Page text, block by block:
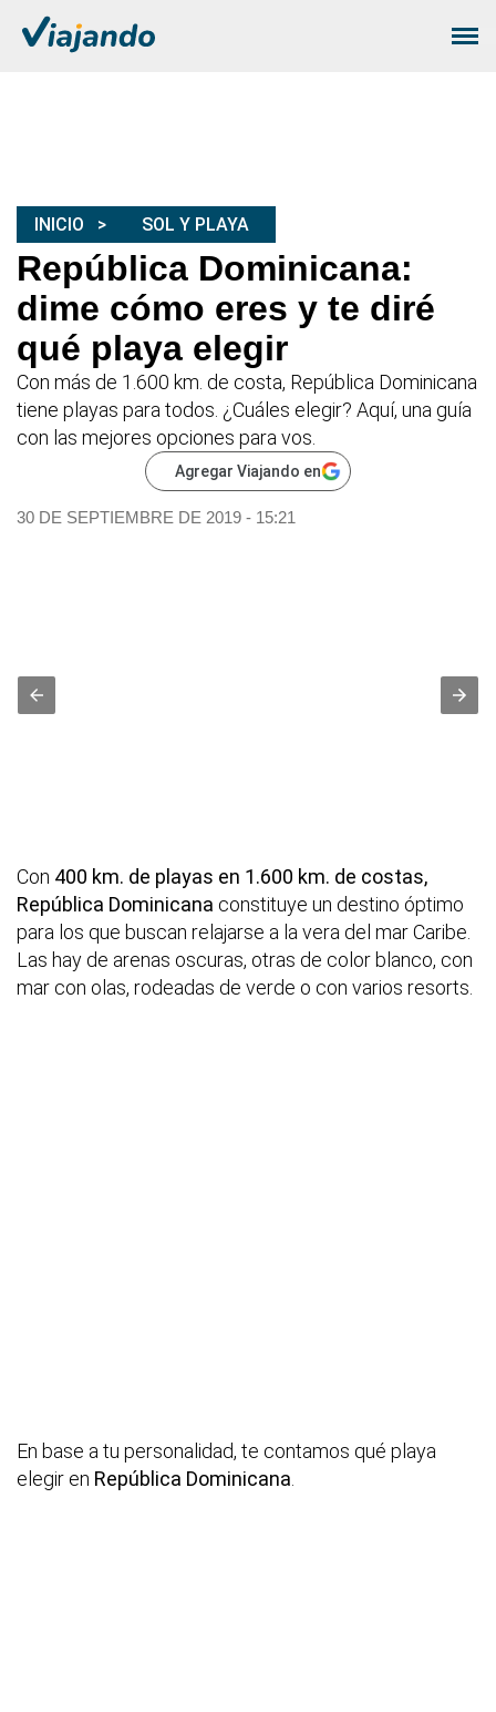
INICIO SOL Y PLAYA
República Dominicana:
dime cómo eres y te diré
qué playa elegir
Con más de 1.600 km. de costa, República Dominicana
tiene playas para todos. ¿Cuáles elegir? Aquí, una guía
con las mejores opciones para vos.
Agregar Viajando en
30 DE SEPTIEMBRE DE 2019 - 15:21
Con 400 km. de playas en 1.600 km. de costas,
República Dominicana constituye un destino óptimo
para los que buscan relajarse a la vera del mar Caribe.
Las hay de arenas oscuras, otras de color blanco, con
mar con olas, rodeadas de verde o con varios resorts.
En base a tu personalidad, te contamos qué playa
elegir en República Dominicana.